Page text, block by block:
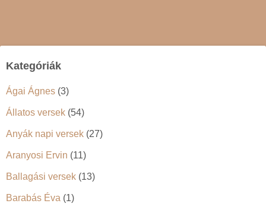
Kategóriák
Ágai Ágnes (3)
Állatos versek (54)
Anyák napi versek (27)
Aranyosi Ervin (11)
Ballagási versek (13)
Barabás Éva (1)